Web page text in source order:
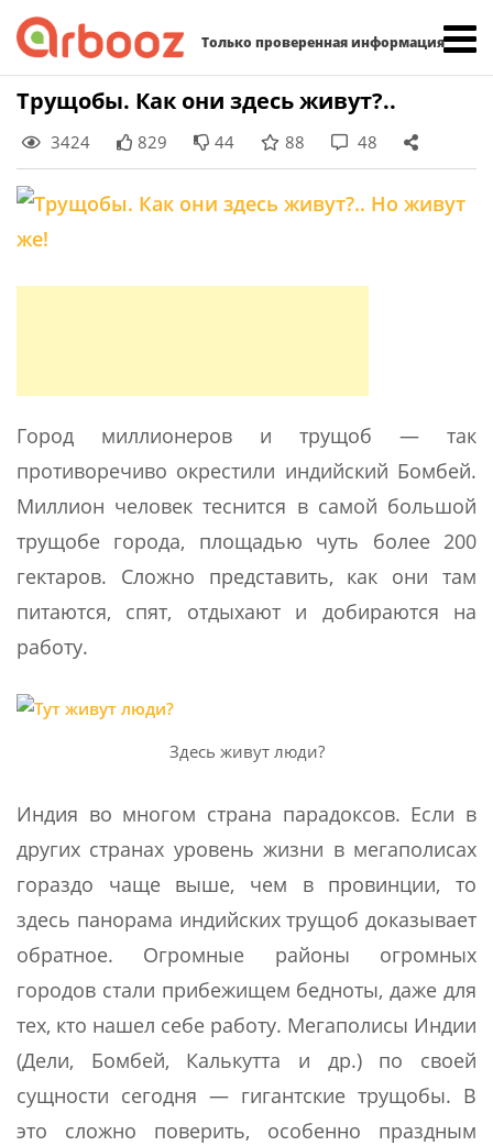
Только проверенная информация
Skip
to
content
Трущобы. Как они здесь живут?..
3424 829 44 88 48
Город миллионеров и трущоб — так
противоречиво окрестили индийский Бомбей.
Миллион человек теснится в самой большой
трущобе города, площадью чуть более 200
гектаров. Сложно представить, как они там
питаются, спят, отдыхают и добираются на
работу.
Здесь живут люди?
Индия во многом страна парадоксов. Если в
других странах уровень жизни в мегаполисах
гораздо чаще выше, чем в провинции, то
здесь панорама индийских трущоб доказывает
обратное. Огромные районы огромных
городов стали прибежищем бедноты, даже для
тех, кто нашел себе работу. Мегаполисы Индии
(Дели, Бомбей, Калькутта и др.) по своей
сущности сегодня — гигантские трущобы. В
это сложно поверить, особенно праздным
Найти: